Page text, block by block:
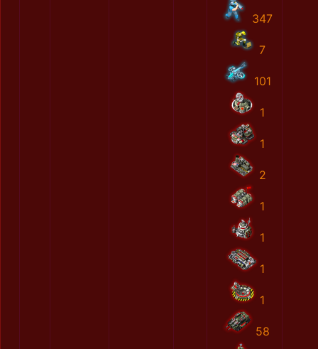
347
7
101
1
1
2
1
1
1
1
58